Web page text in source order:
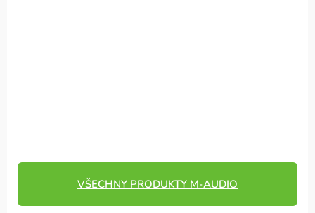
VŠECHNY PRODUKTY M‑AUDIO